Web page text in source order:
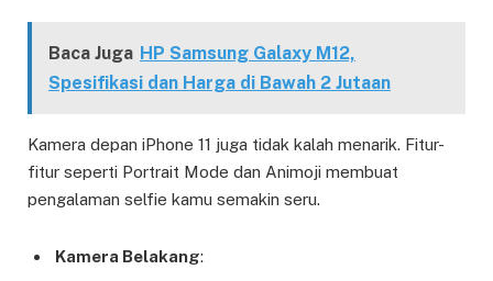
Baca Juga HP Samsung Galaxy M12,
Spesifikasi dan Harga di Bawah 2 Jutaan
Kamera depan iPhone 11 juga tidak kalah menarik. Fitur-
fitur seperti Portrait Mode dan Animoji membuat
pengalaman selfie kamu semakin seru.
Kamera Belakang: